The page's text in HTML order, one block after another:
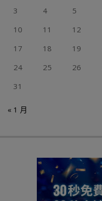
3
4 5
10
11 12
17
18 19
24
25 26
31
« 1 月